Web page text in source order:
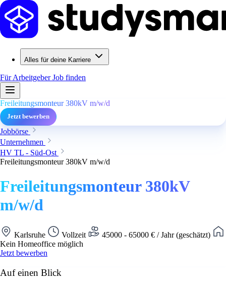
Alles für deine Karriere
Für ArbeitgeberJob finden
Freileitungsmonteur 380kV m/w/d
Jetzt bewerben
Jobbörse
Unternehmen
HV TL - Süd-Ost
Freileitungsmonteur 380kV m/w/d
Freileitungsmonteur 380kV
m/w/d
Karlsruhe Vollzeit
45000 - 65000 € / Jahr (geschätzt)
Kein Homeoffice möglich
Jetzt bewerben
Auf einen Blick